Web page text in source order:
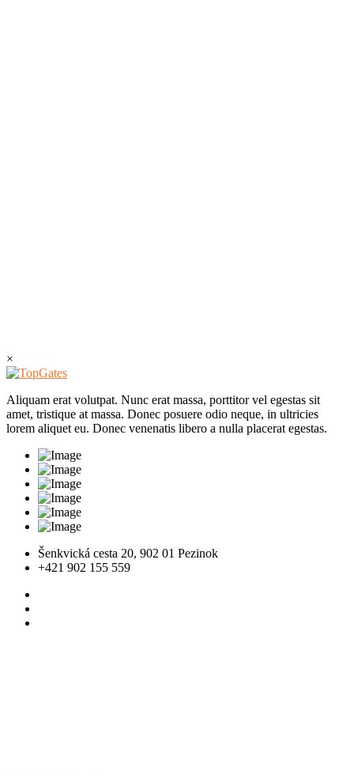
×
Aliquam erat volutpat. Nunc erat massa, porttitor vel egestas sit
amet, tristique at massa. Donec posuere odio neque, in ultricies
lorem aliquet eu. Donec venenatis libero a nulla placerat egestas.
Šenkvická cesta 20, 902 01 Pezinok
+421 902 155 559